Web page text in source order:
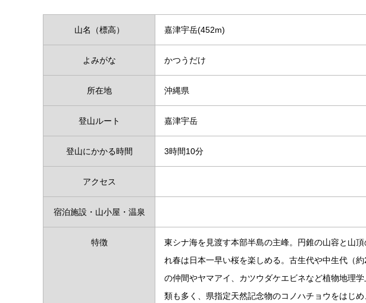
山名（標高） 嘉津宇岳(452m)
よみがな かつうだけ
所在地 沖縄県
登山ルート 嘉津宇岳
登山にかかる時間 3時間10分
アクセス
宿泊施設・山小屋・温泉
特徴
東シナ海を見渡す本部半島の主峰。円錐の山容と山
れ春は日本一早い桜を楽しめる。古生代や中生代（
の仲間やヤマアイ、カツウダケエビネなど植物地理
類も多く、県指定天然記念物のコノハチョウをはじ